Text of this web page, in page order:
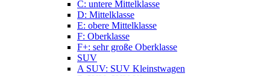
C: untere Mittelklasse
D: Mittelklasse
E: obere Mittelklasse
F: Oberklasse
F+: sehr große Oberklasse
SUV
A SUV: SUV Kleinstwagen